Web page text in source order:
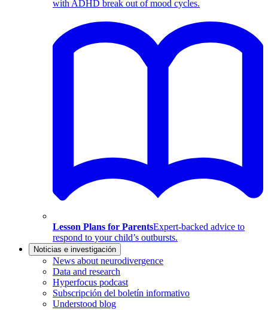
with ADHD break out of mood cycles.
Lesson Plans for ParentsExpert-backed advice to
respond to your child’s outbursts.
Noticias e investigación
News about neurodivergence
Data and research
Hyperfocus podcast
Subscripción del boletín informativo
Understood blog